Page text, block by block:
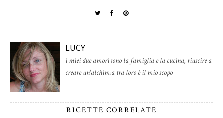
LUCY
i miei due amori sono la famiglia e la cucina, riuscire a
creare un'alchimia tra loro è il mio scopo
RICETTE CORRELATE